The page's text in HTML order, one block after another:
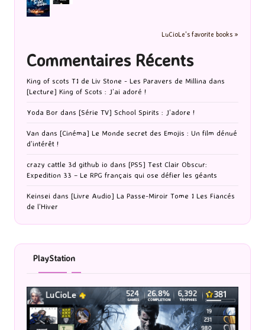
LuCioLe's favorite books »
Commentaires Récents
King of scots T1 de Liv Stone - Les Paravers de Millina dans
[Lecture] King of Scots : J’ai adoré !
Yoda Bor dans [Série TV] School Spirits : J’adore !
Van dans [Cinéma] Le Monde secret des Emojis : Un film dénué
d’intérêt !
crazy cattle 3d github io dans [PS5] Test Clair Obscur:
Expedition 33 – Le RPG français qui ose défier les géants
Keinsei dans [Livre Audio] La Passe-Miroir Tome 1 Les Fiancés
de l’Hiver
PlayStation